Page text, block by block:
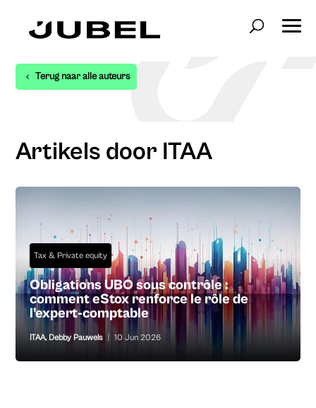
Terug naar alle auteurs
Artikels door ITAA
Tax & Private equity
Obligations UBO sous contrôle :
comment eStox renforce le rôle de
l’expert-comptable
ITAA, Debby Pauwels 10 Jun 2026